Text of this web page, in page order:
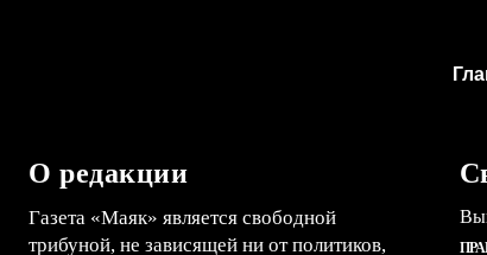
О редакции
Газета «Маяк» является свободной
трибуной, не зависящей ни от политиков,